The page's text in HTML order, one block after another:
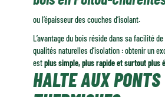
ou l’épaisseur des couches d’isolant.
L’avantage du bois réside dans sa facilité
qualités naturelles d’isolation : obtenir un
estplus simple, plus rapide et surtout plus
HALTE AUX PONTS